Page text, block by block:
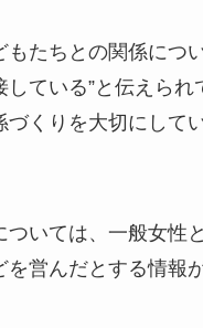
もたちとの関係につ
している”と伝えられ
づくりを大切にして
ついては、一般女性
を営んだとする情報